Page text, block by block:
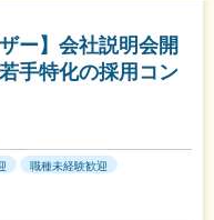
ー】会社説明会開
手特化の採用コン
職種未経験歓迎